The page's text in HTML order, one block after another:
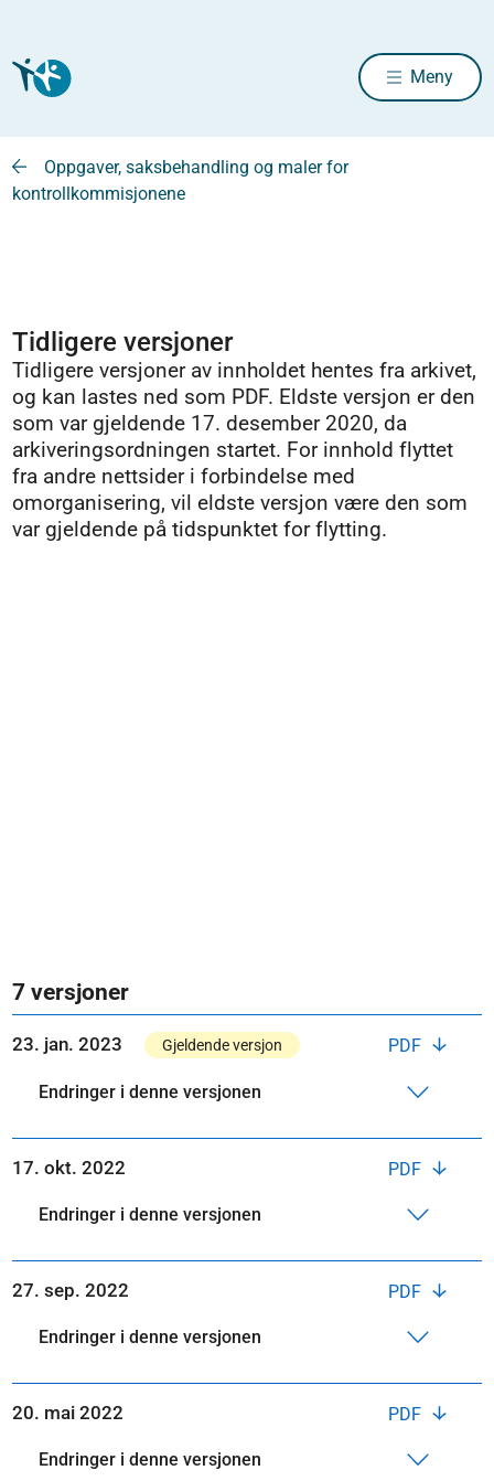
Meny
Oppgaver, saksbehandling og maler for
kontrollkommisjonene
Tidligere versjoner
Tidligere versjoner av innholdet hentes fra arkivet,
og kan lastes ned som PDF. Eldste versjon er den
som var gjeldende 17. desember 2020, da
arkiveringsordningen startet. For innhold flyttet
fra andre nettsider i forbindelse med
omorganisering, vil eldste versjon være den som
var gjeldende på tidspunktet for flytting.
7 versjoner
PDF
23. jan. 2023 Gjeldende versjon
Endringer i denne versjonen
PDF
17. okt. 2022
Endringer i denne versjonen
PDF
27. sep. 2022
Endringer i denne versjonen
PDF
20. mai 2022
Endringer i denne versjonen